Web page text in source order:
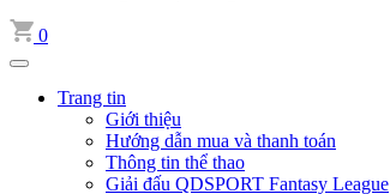
0
Trang tin
Giới thiệu
Hướng dẫn mua và thanh toán
Thông tin thể thao
Giải đấu QDSPORT Fantasy League